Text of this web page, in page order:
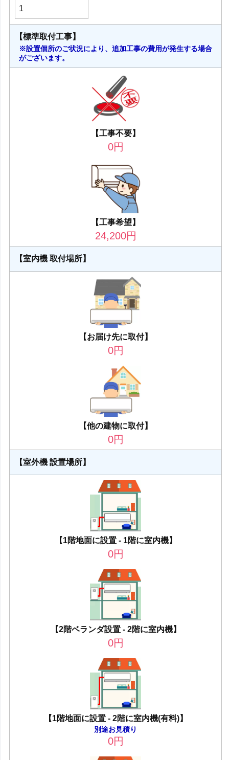
【標準取付工事】
※設置個所のご状況により、追加工事の費用が発生する場合
がございます。
【工事不要】
0円
【工事希望】
24,200円
【室内機 取付場所】
【お届け先に取付】
0円
【他の建物に取付】
0円
【室外機 設置場所】
【1階地面に設置 - 1階に室内機】
0円
【2階ベランダ設置 - 2階に室内機】
0円
【1階地面に設置 - 2階に室内機(有料)】
別途お見積り
0円